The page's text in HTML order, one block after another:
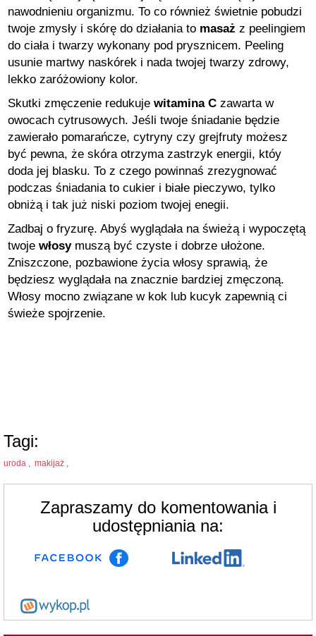
nawodnieniu organizmu. To co również świetnie pobudzi
twoje zmysły i skórę do działania to masaż z peelingiem
do ciała i twarzy wykonany pod prysznicem. Peeling
usunie martwy naskórek i nada twojej twarzy zdrowy,
lekko zaróżowiony kolor.
Skutki zmęczenie redukuje witamina C zawarta w
owocach cytrusowych. Jeśli twoje śniadanie będzie
zawierało pomarańcze, cytryny czy grejfruty możesz
być pewna, że skóra otrzyma zastrzyk energii, któy
doda jej blasku. To z czego powinnaś zrezygnować
podczas śniadania to cukier i białe pieczywo, tylko
obniżą i tak już niski poziom twojej enegii.
Zadbaj o fryzurę. Abyś wyglądała na świeżą i wypoczętą
twoje włosymuszą być czyste i dobrze ułożone.
Zniszczone, pozbawione życia włosy sprawią, że
będziesz wyglądała na znacznie bardziej zmęczoną.
Włosy mocno związane w kok lub kucyk zapewnią ci
świeże spojrzenie.
Tagi:
uroda , makijaż ,
Zapraszamy do komentowania i
udostępniania na: